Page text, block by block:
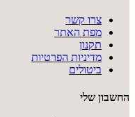
צרו קשר
מפת האתר
תקנון
מדיניות הפרטיות
ביטולים
החשבון שלי